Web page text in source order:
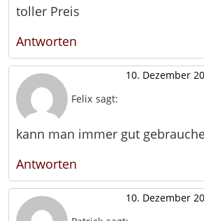
toller Preis
Antworten
Felix sagt:
10. Dezember
kann man immer gut
Antworten
10. Dezember